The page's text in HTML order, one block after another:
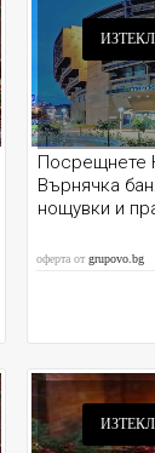
Посрещнете
Върнячка
нощувки и
оферта от grupovo.bg